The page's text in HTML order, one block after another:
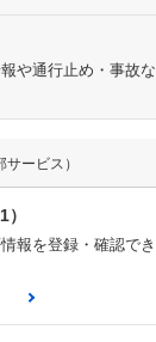
や通行止め・事故な
サービス）
報を登録・確認でき